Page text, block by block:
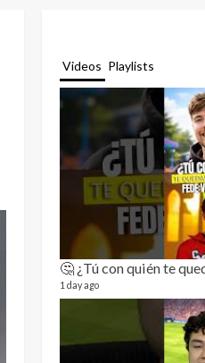
Videos Playlists
1 day ago